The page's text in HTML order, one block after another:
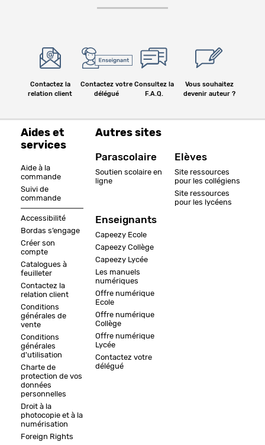
Contactez la
relation client
Contactez votre
délégué
Consultez la
F.A.Q.
Vous souhaitez
devenir auteur ?
Aides et
services
Aide à la
commande
Suivi de
commande
Accessibilité
Bordas s’engage
Créer son
compte
Catalogues à
feuilleter
Contactez la
relation client
Conditions
générales de
vente
Conditions
générales
d'utilisation
Charte de
protection de vos
données
personnelles
Droit à la
photocopie et à la
numérisation
Foreign Rights
Autres sites
Parascolaire
Soutien scolaire en
ligne
Enseignants
Capeezy Ecole
Capeezy Collège
Capeezy Lycée
Les manuels
numériques
Offre numérique
Ecole
Offre numérique
Collège
Offre numérique
Lycée
Contactez votre
délégué
Elèves
Site ressources
pour les collégiens
Site ressources
pour les lycéens